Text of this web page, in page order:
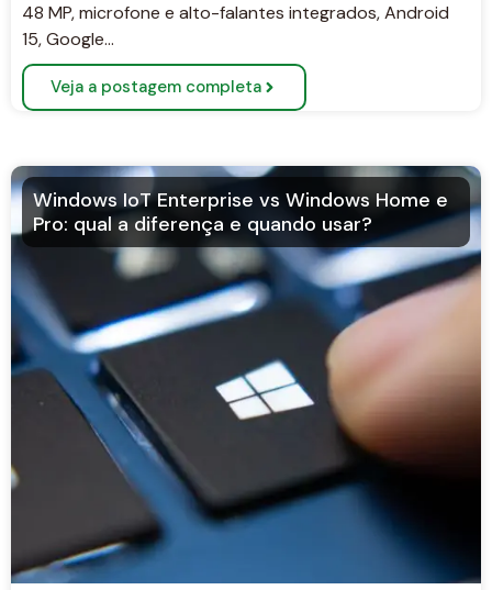
48 MP, microfone e alto-falantes integrados, Android
15, Google…
Veja a postagem completa
Windows IoT Enterprise vs Windows Home e
Pro: qual a diferença e quando usar?